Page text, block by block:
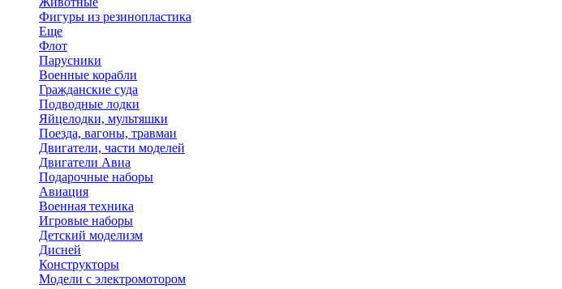
Фигуры из резинопластика
Еще
Флот
Парусники
Военные корабли
Гражданские суда
Подводные лодки
Яйцелодки, мультяшки
Поезда, вагоны, травмаи
Двигатели, части моделей
Двигатели Авиа
Подарочные наборы
Авиация
Военная техника
Игровые наборы
Детский моделизм
Дисней
Конструкторы
Модели с электромотором